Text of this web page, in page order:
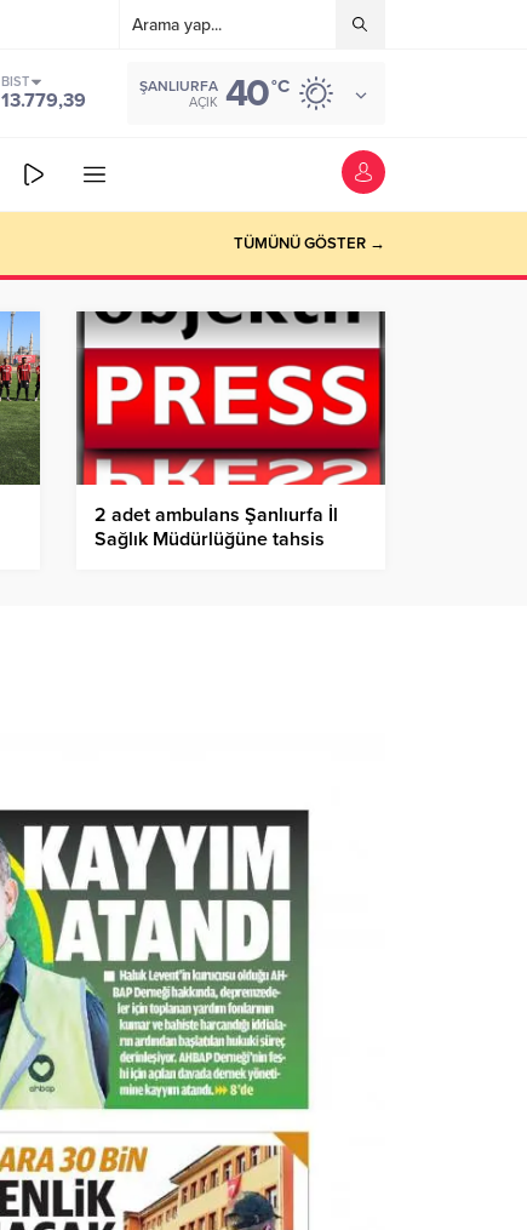
BIST
13.779,39
ŞANLIURFA
AÇIK 40°C
TÜMÜNÜ GÖSTER →
2 adet ambulans Şanlıurfa İl
Sağlık Müdürlüğüne tahsis